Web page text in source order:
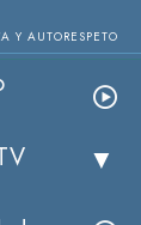
AUTORESPETO